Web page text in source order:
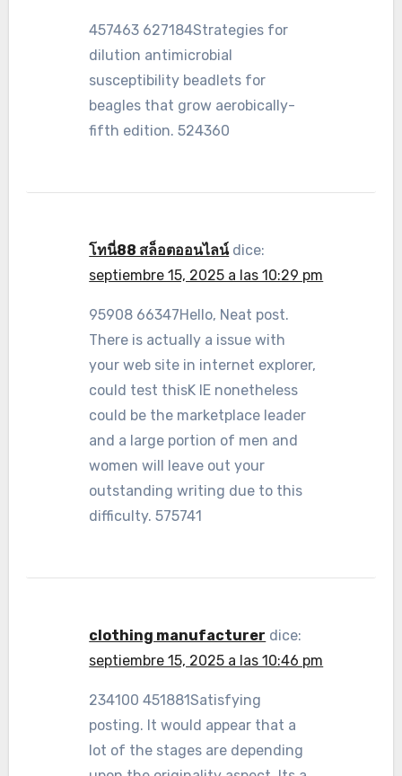
457463 627184Strategies for
dilution antimicrobial
susceptibility beadlets for
beagles that grow aerobically-
fifth edition. 524360
โทนี่88 สล็อตออนไลน์ dice:
septiembre 15, 2025 a las 10:29 pm
95908 66347Hello, Neat post.
There is actually a issue with
your web site in internet explorer,
could test thisK IE nonetheless
could be the marketplace leader
and a large portion of men and
women will leave out your
outstanding writing due to this
difficulty. 575741
clothing manufacturer dice:
septiembre 15, 2025 a las 10:46 pm
234100 451881Satisfying
posting. It would appear that a
lot of the stages are depending